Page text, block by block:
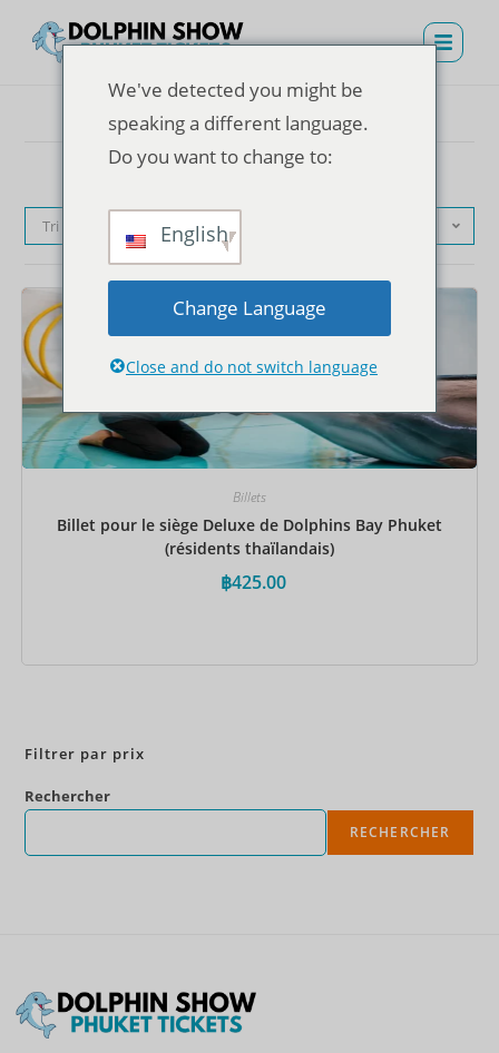
Tri par défaut
Billets
Billet pour le siège Deluxe de Dolphins Bay Phuket
(résidents thaïlandais)
฿425.00
Filtrer par prix
Rechercher
RECHERCHER
We've detected you might be
speaking a different language.
Do you want to change to:
English
Change Language
Close and do not switch language